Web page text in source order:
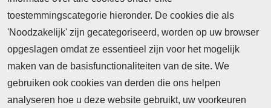
toestemmingscategorie hieronder. De cookies die als
'Noodzakelijk' zijn gecategoriseerd, worden op uw browser
opgeslagen omdat ze essentieel zijn voor het mogelijk
maken van de basisfunctionaliteiten van de site. We
gebruiken ook cookies van derden die ons helpen
analyseren hoe u deze website gebruikt, uw voorkeuren